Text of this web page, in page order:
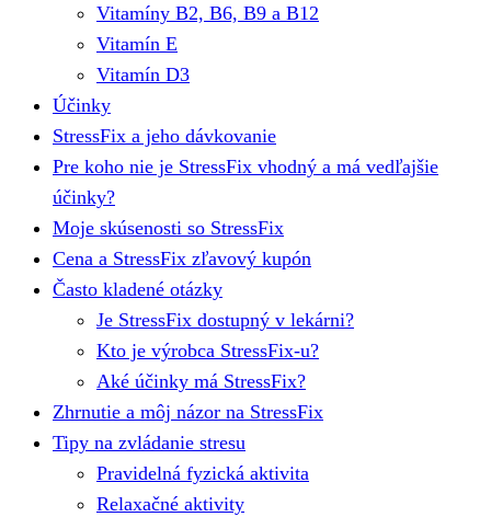
Vitamíny B2, B6, B9 a B12
Vitamín E
Vitamín D3
Účinky
StressFix a jeho dávkovanie
Pre koho nie je StressFix vhodný a má vedľajšie
účinky?
Moje skúsenosti so StressFix
Cena a StressFix zľavový kupón
Často kladené otázky
Je StressFix dostupný v lekárni?
Kto je výrobca StressFix-u?
Aké účinky má StressFix?
Zhrnutie a môj názor na StressFix
Tipy na zvládanie stresu
Pravidelná fyzická aktivita
Relaxačné aktivity